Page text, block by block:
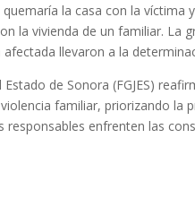
la casa con la
la vivienda de un familiar. La
llevaron a la
Estado de Sonora (FGJES)
familiar, priorizando la
enfrenten las